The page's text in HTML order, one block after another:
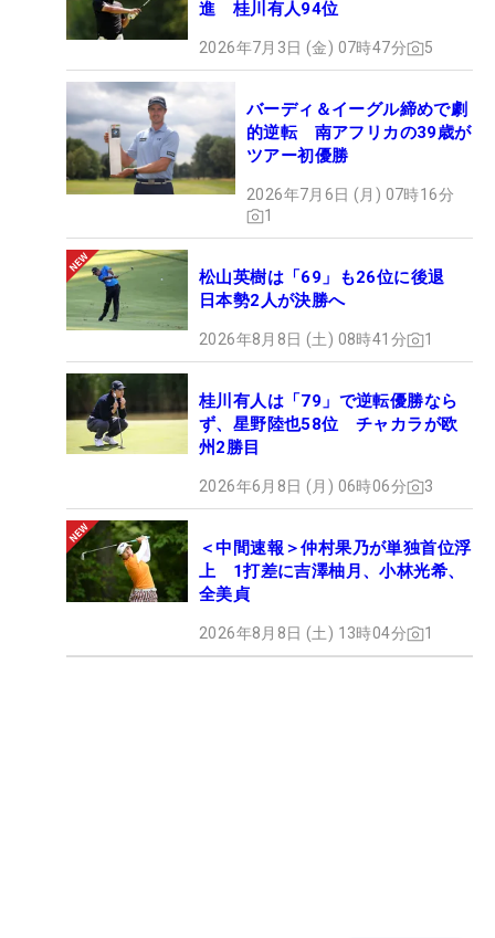
進 桂川有人94位
2026年7月3日 (金) 07時47分 5
バーディ＆イーグル締めで劇
的逆転 南アフリカの39歳が
ツアー初優勝
2026年7月6日 (月) 07時16分
1
松山英樹は「69」も26位に後退
日本勢2人が決勝へ
2026年8月8日 (土) 08時41分 1
桂川有人は「79」で逆転優勝なら
ず、星野陸也58位 チャカラが欧
州2勝目
2026年6月8日 (月) 06時06分 3
＜中間速報＞仲村果乃が単独首位浮
上 1打差に吉澤柚月、小林光希、
全美貞
2026年8月8日 (土) 13時04分 1